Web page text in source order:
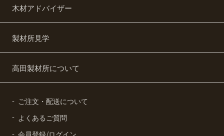
木材アドバイザー
製材所見学
高田製材所について
ご注文・配送について
よくあるご質問